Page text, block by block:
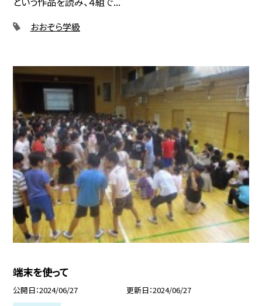
おおぞら学級
端末を使って
公開日 2024/06/27 更新日 2024/06/27